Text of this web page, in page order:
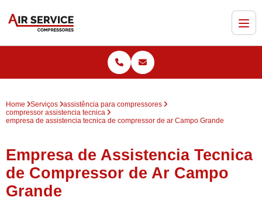
Home Serviços
assistência para compressores
compressor assistencia tecnica
empresa de assistencia tecnica de compressor de ar Campo Grande
Empresa de Assistencia Tecnica
de Compressor de Ar Campo
Grande